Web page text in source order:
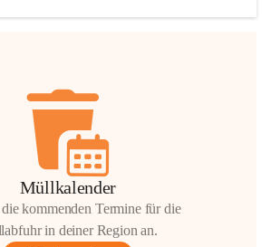
Müllkalender
kommenden Termine für die
in deiner Region an.